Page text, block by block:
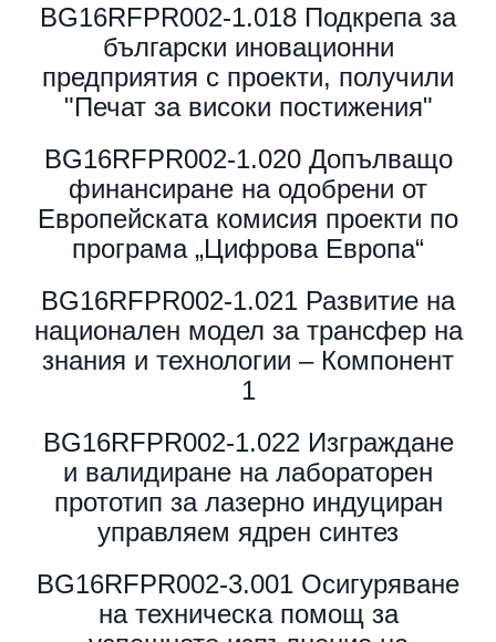
BG16RFPR002-1.018 Подкрепа за
български иновационни
предприятия с проекти, получили
"Печат за високи постижения"
BG16RFPR002-1.020 Допълващо
финансиране на одобрени от
Европейската комисия проекти по
програма „Цифрова Европа“
BG16RFPR002-1.021 Развитие на
национален модел за трансфер на
знания и технологии – Компонент
1
BG16RFPR002-1.022 Изграждане
и валидиране на лабораторен
прототип за лазерно индуциран
управляем ядрен синтез
BG16RFPR002-3.001 Осигуряване
на техническа помощ за